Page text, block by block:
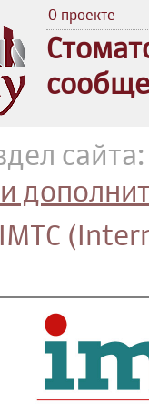
О проекте